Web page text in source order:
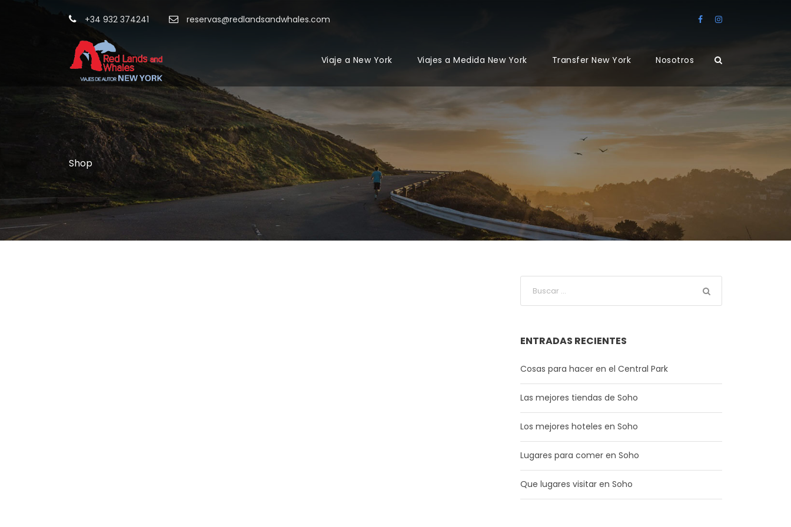
+34 932 374241 reservas@redlandsandwhales.com
Viaje a New York Viajes a Medida New York Transfer New York Nosotros
Shop
ENTRADAS RECIENTES
Cosas para hacer en el Central Park
Las mejores tiendas de Soho
Los mejores hoteles en Soho
Lugares para comer en Soho
Que lugares visitar en Soho